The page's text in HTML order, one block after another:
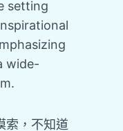
索，不知道